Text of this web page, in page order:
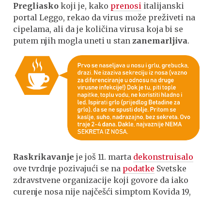
Pregliasko koji je, kako prenosi italijanski
portal Leggo, rekao da virus može preživeti na
cipelama, ali da je količina virusa koja bi se
putem njih mogla uneti u stanzanemarljiva.
Raskrikavanje je još 11. marta dekonstruisalo
ove tvrdnje pozivajući se na podatke Svetske
zdravstvene organizacije koji govore da iako
curenje nosa nije najčešći simptom Kovida 19,